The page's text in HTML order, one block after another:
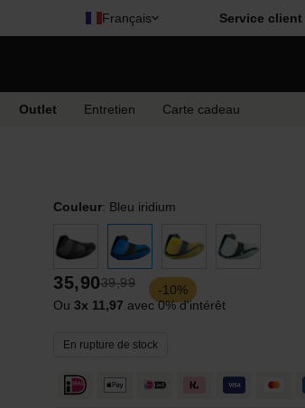
Français Service client
Outlet Entretien Carte cadeau
Couleur: Bleu iridium
39,99
35,90
-10%
Ou 3x 11,97 avec 0% d'intérêt
En rupture de stock